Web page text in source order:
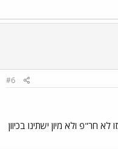
#6
כזו לא חר"פ ולא מיון ישתינו בכיוון